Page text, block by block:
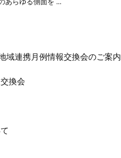
連携月例情報交換会のご案内
換会